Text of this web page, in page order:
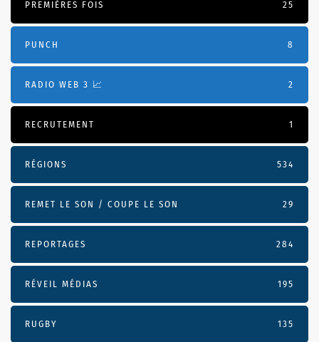
PREMIÈRES FOIS 25
PUNCH 8
RADIO WEB 3 📈 2
RECRUTEMENT 1
RÉGIONS 534
REMET LE SON / COUPE LE SON 29
REPORTAGES 284
RÉVEIL MÉDIAS 195
RUGBY 135